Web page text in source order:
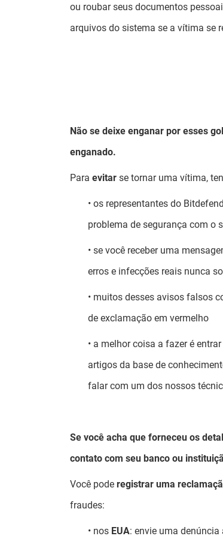
ou roubar seus documentos
arquivos do sistema se a vítima se
Não se deixe enganar por esses
enganado.
Para evitar se tornar uma vítima,
• os representantes do
problema de segurança com o
• se você receber uma
erros e infecções reais nunca
• muitos desses avisos falsos
de exclamação em vermelho
• a melhor coisa a fazer é
artigos da base de
falar com um dos nossos
Se você acha que forneceu os
contato com seu banco ou
Você pode registrar uma
fraudes:
• nos EUA: envie uma denúncia